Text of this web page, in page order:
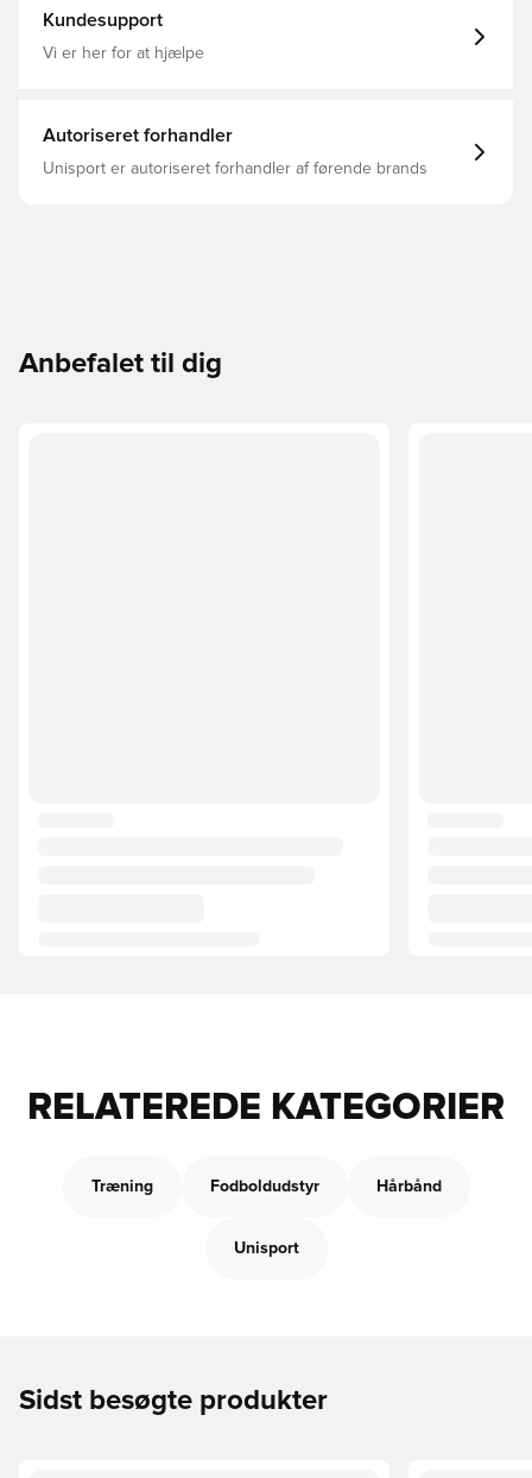
Kundesupport
Vi er her for at hjælpe
Autoriseret forhandler
Unisport er autoriseret forhandler af førende brands
Anbefalet til dig
RELATEREDE KATEGORIER
Træning Fodboldudstyr Hårbånd
Unisport
Sidst besøgte produkter